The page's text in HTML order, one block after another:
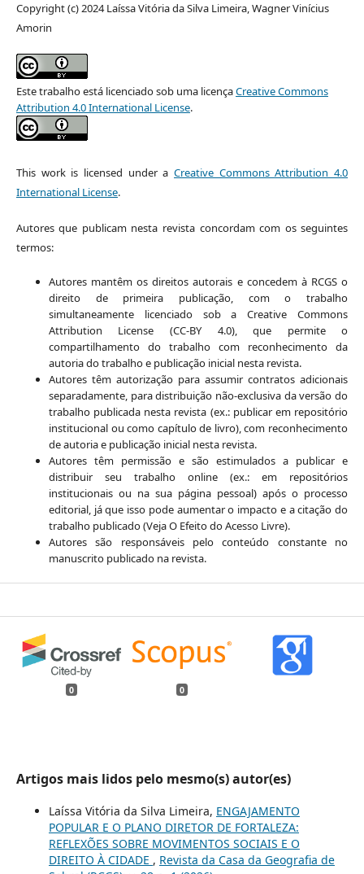
Copyright (c) 2024 Laíssa Vitória da Silva Limeira, Wagner Vinícius
Amorin
Este trabalho está licenciado sob uma licençaCreative Commons
Attribution 4.0 International License.
This work is licensed under aCreative Commons Attribution 4.0
International License.
Autores que publicam nesta revista concordam com os seguintes
termos:
Autores mantêm os direitos autorais e concedem à RCGS o
direito de primeira publicação, com o trabalho
simultaneamente licenciado sob a Creative Commons
Attribution License (CC-BY 4.0), que permite o
compartilhamento do trabalho com reconhecimento da
autoria do trabalho e publicação inicial nesta revista.
Autores têm autorização para assumir contratos adicionais
separadamente, para distribuição não-exclusiva da versão do
trabalho publicada nesta revista (ex.: publicar em repositório
institucional ou como capítulo de livro), com reconhecimento
de autoria e publicação inicial nesta revista.
Autores têm permissão e são estimulados a publicar e
distribuir seu trabalho online (ex.: em repositórios
institucionais ou na sua página pessoal) após o processo
editorial, já que isso pode aumentar o impacto e a citação do
trabalho publicado (Veja O Efeito do Acesso Livre).
Autores são responsáveis pelo conteúdo constante no
manuscrito publicado na revista.
0 0
Artigos mais lidos pelo mesmo(s) autor(es)
Laíssa Vitória da Silva Limeira, ENGAJAMENTO
POPULAR E O PLANO DIRETOR DE FORTALEZA:
REFLEXÕES SOBRE MOVIMENTOS SOCIAIS E O
DIREITO À CIDADE , Revista da Casa da Geografia de